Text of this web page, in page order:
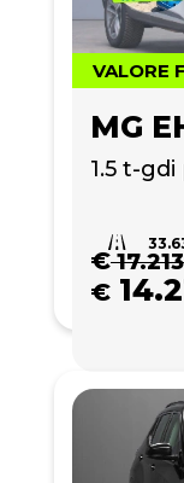
VALORE
MG
1.5 t-
€17.213
€